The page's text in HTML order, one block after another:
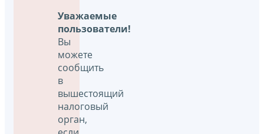
Уважаемые
пользователи!
Вы
можете
сообщить
в
вышестоящий
налоговый
орган,